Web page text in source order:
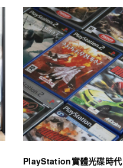
PlayStation實體光碟時代